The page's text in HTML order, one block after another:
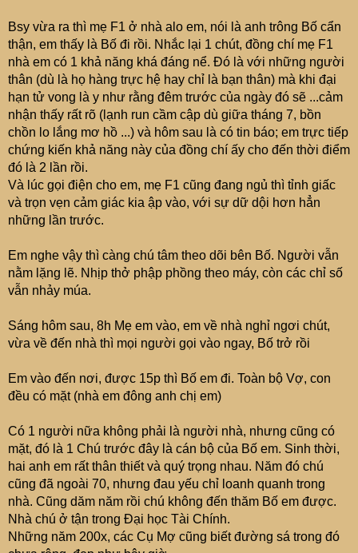
Sau khi mẹ mất, cứ mỗi lần một mình trầm ngâm, em lại
có cái gì đó trong lòng, ngẫm nghĩ việc " Tại sao những
ngày cuối cùng, không để mẹ yên mà vẫn đồng ý để Bác
sỹ can thiệp, đang lành lặn bỗng dây dợ loằng ngoằng
khắp người và đau đớn". Hình ảnh ngày cuối với đống
máy móc, dây lọc máu, trợ thở, chuyển nước/thuốc.... cứ
ám ảnh em mãi, không dứt được. Cứ rảnh rỗi là lại hiện
lên làm bản thân cứ trầm ngâm. Cho đến khi giỗ đầu mẹ
em xong, em quay ra HN, tối đó em nằm ngủ, tầm 1h
sáng bỗng tỉnh giấc, ra khỏi phòng ngủ, qua nằm ghế
Sofa Phòng khách (lúc này em ở CC), nằm một tí thì em
lại ngủ thiếp đi và bỗng Mơ thấy Mẹ em về, với khuôn
cười rất tươi. Nhìn thoáng qua tự nhiên em cảm thấy rất
thoải mái và link ngay việc mà bấy lâu nay cứ trầm tư, có
nghĩa là hết việc "lăn tăn" những ca tiểu phẫu trong
hết "ám ảnh" việc trên kia nữa mà luôn cảm thấy an tâm,
không còn băn khoăn, suy nghĩ.
sẻ cùng CCCM.
Thân./.
Bsy vừa ra thì mẹ F1 ở nhà alo em, nói là anh trông Bố cẩn
thận, em thấy là Bố đi rồi. Nhắc lại 1 chút, đồng chí mẹ F1
nhà em có 1 khả năng khá đáng nể. Đó là với những người
thân (dù là họ hàng trực hệ hay chỉ là bạn thân) mà khi đại
hạn tử vong là y như rằng đêm trước của ngày đó sẽ ...cảm
nhận thấy rất rõ (lạnh run cầm cập dù giữa tháng 7, bồn
chồn lo lắng mơ hồ ...) và hôm sau là có tin báo; em trực tiếp
chứng kiến khả năng này của đồng chí ấy cho đến thời điểm
đó là 2 lần rồi.
Và lúc gọi điện cho em, mẹ F1 cũng đang ngủ thì tỉnh giấc
và trọn vẹn cảm giác kia ập vào, với sự dữ dội hơn hẳn
những lần trước.
Em nghe vậy thì càng chú tâm theo dõi bên Bố. Người vẫn
nằm lặng lẽ. Nhịp thở phập phồng theo máy, còn các chỉ số
vẫn nhảy múa.
Sáng hôm sau, 8h Mẹ em vào, em về nhà nghỉ ngơi chút,
vừa về đến nhà thì mọi người gọi vào ngay, Bố trở rồi
Em vào đến nơi, được 15p thì Bố em đi. Toàn bộ Vợ, con
đều có mặt (nhà em đông anh chị em)
Có 1 người nữa không phải là người nhà, nhưng cũng có
mặt, đó là 1 Chú trước đây là cán bộ của Bố em. Sinh thời,
hai anh em rất thân thiết và quý trọng nhau. Năm đó chú
cũng đã ngoài 70, nhưng đau yếu chỉ loanh quanh trong
nhà. Cũng dăm năm rồi chú không đến thăm Bố em được.
Nhà chú ở tận trong Đại học Tài Chính.
Những năm 200x, các Cụ Mợ cũng biết đường sá trong đó